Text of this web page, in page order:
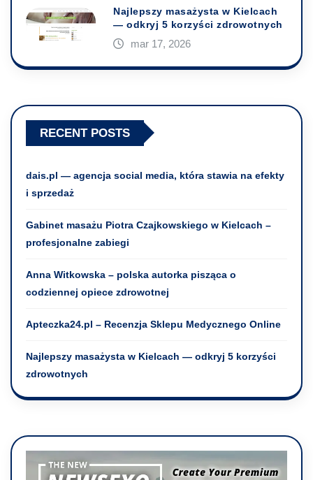
Najlepszy masażysta w Kielcach
— odkryj 5 korzyści zdrowotnych
mar 17, 2026
RECENT POSTS
dais.pl — agencja social media, która stawia na efekty
i sprzedaż
Gabinet masażu Piotra Czajkowskiego w Kielcach –
profesjonalne zabiegi
Anna Witkowska – polska autorka pisząca o
codziennej opiece zdrowotnej
Apteczka24.pl – Recenzja Sklepu Medycznego Online
Najlepszy masażysta w Kielcach — odkryj 5 korzyści
zdrowotnych